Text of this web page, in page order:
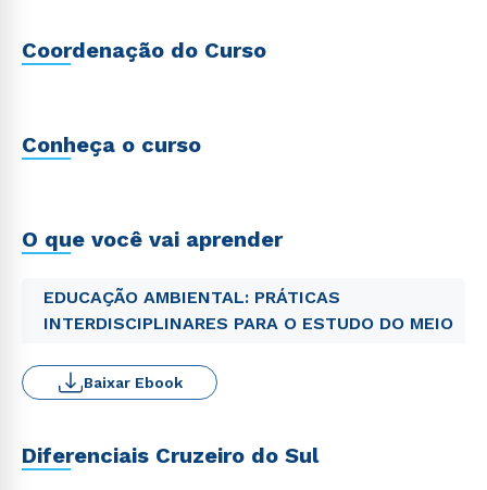
Coordenação do Curso
Conheça o curso
O que você vai aprender
EDUCAÇÃO AMBIENTAL: PRÁTICAS
INTERDISCIPLINARES PARA O ESTUDO DO MEIO
Baixar Ebook
Diferenciais Cruzeiro do Sul